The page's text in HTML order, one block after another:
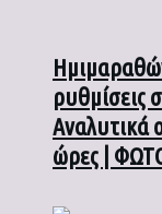
ρυθμίσεις
Αναλυτικά
ώρες |